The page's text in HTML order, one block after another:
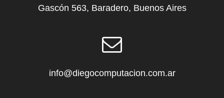
Gascón 563, Baradero, Buenos Aires
info@diegocomputacion.com.ar